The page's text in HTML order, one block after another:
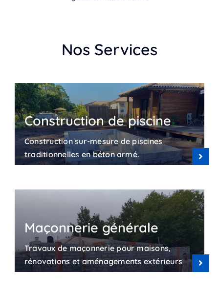
Nos Services
Construction de piscine
Construction sur-mesure de piscines
traditionnelles en béton armé.
Maçonnerie générale
Travaux de maçonnerie pour maisons,
rénovations et aménagements extérieurs